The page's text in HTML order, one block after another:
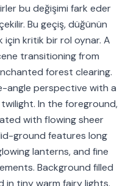
bu değişimi fark eder
Bu geçiş, düğünün
için kritik bir rol oynar. A
transitioning from
forest clearing.
angle perspective with a
In the foreground,
with flowing sheer
ground features long
lanterns, and fine
Background filled
tiny warm fairy lights.